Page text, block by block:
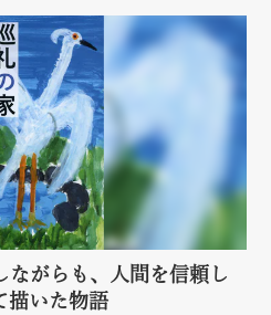
ながらも、人間を信頼し
描いた物語